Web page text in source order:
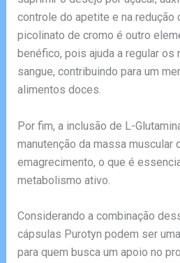
controle do apetite e na redução
picolinato de cromo é outro
benéfico, pois ajuda a regular os
sangue, contribuindo para um
alimentos doces.
Por fim, a inclusão de L-
manutenção da massa muscular
emagrecimento, o que é
metabolismo ativo.
Considerando a combinação
cápsulas Purotyn podem ser
para quem busca um apoio no